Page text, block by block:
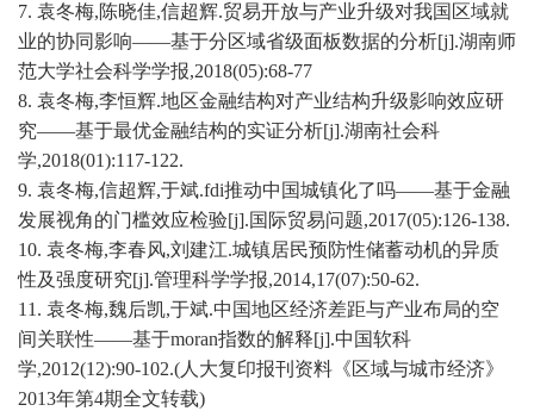
7. 袁冬梅,陈晓佳,信超辉.贸易开放与产业升级对我国区域就
业的协同影响——基于分区域省级面板数据的分析[j].湖南师
范大学社会科学学报,2018(05):68-77
8. 袁冬梅,李恒辉.地区金融结构对产业结构升级影响效应研
究——基于最优金融结构的实证分析[j].湖南社会科
学,2018(01):117-122.
9. 袁冬梅,信超辉,于斌.fdi推动中国城镇化了吗——基于金融
发展视角的门槛效应检验[j].国际贸易问题,2017(05):126-138.
10. 袁冬梅,李春风,刘建江.城镇居民预防性储蓄动机的异质
性及强度研究[j].管理科学学报,2014,17(07):50-62.
11. 袁冬梅,魏后凯,于斌.中国地区经济差距与产业布局的空
间关联性——基于moran指数的解释[j].中国软科
学,2012(12):90-102.(人大复印报刊资料《区域与城市经济》
2013年第4期全文转载)